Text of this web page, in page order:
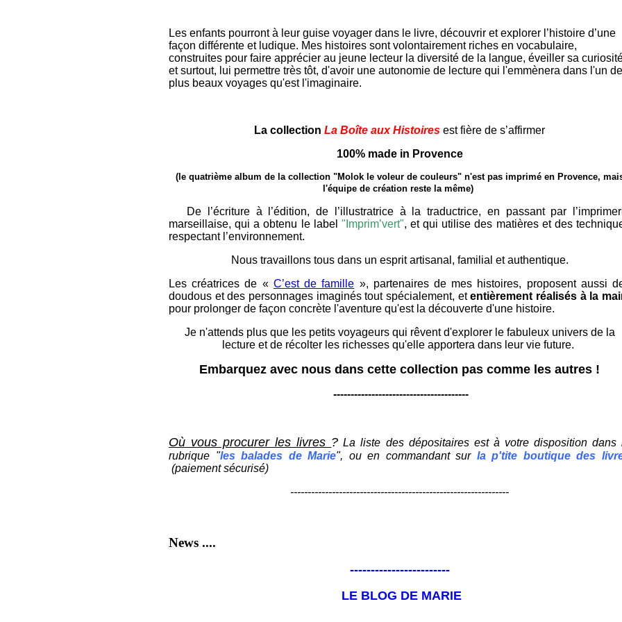
Les enfants pourront à leur guise voyager dans le livre, découvrir et explorer l’histoire d’une
façon différente et ludique. Mes histoires sont volontairement riches en vocabulaire,
construites pour faire apprécier au jeune lecteur la diversité de la langue, éveiller sa
et surtout, lui permettre très tôt, d'avoir une autonomie de lecture qui l'emmènera dans l'un
plus beaux voyages qu'est l'imaginaire.
La collection La Boîte aux Histoires est fière de s’affirmer
100% made in Provence
(le quatrième album de la collection "Molok le voleur de couleurs" n'est pas imprimé en Provence,
l'équipe de création reste la même)
De l’écriture à l’édition, de l’illustratrice à la traductrice, en passant par
marseillaise, qui a obtenu le label "Imprim’vert", et qui utilise des matières et des
respectant l’environnement.
Nous travaillons tous dans un esprit artisanal, familial et authentique.
Les créatrices de « C’est de famille », partenaires de mes histoires, proposent aussi
doudous et des personnages imaginés tout spécialement, etentièrement réalisés à la
pour prolonger de façon concrète l'aventure qu'est la découverte d'une histoire.
Je n'attends plus que les petits voyageurs qui rêvent d'explorer le fabuleux univers de la
lecture et de récolter les richesses qu'elle apportera dans leur vie future.
Embarquez avec nous dans cette collection pas comme les autres !
---------------------------------------
Où vous procurer les livres ? La liste des dépositaires est à votre disposition dans
rubrique "les balades de Marie", ou en commandant sur la p'tite boutique des
(paiement sécurisé)
---------------------------------------------------------------
News ....
------------------------
LE BLOG DE MARIE